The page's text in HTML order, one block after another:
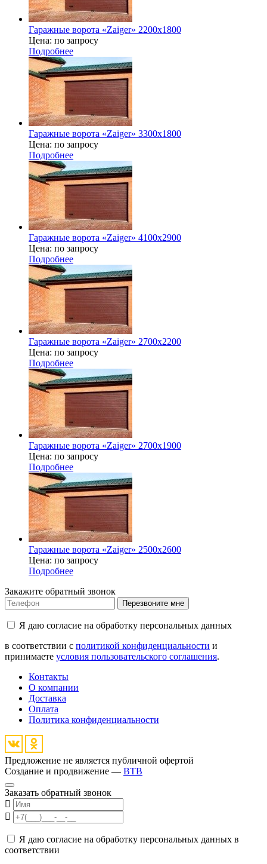
Гаражные ворота «Zaiger» 2200х1800
Цена: по запросу
Подробнее
Гаражные ворота «Zaiger» 3300х1800
Цена: по запросу
Подробнее
Гаражные ворота «Zaiger» 4100x2900
Цена: по запросу
Подробнее
Гаражные ворота «Zaiger» 2700х2200
Цена: по запросу
Подробнее
Гаражные ворота «Zaiger» 2700х1900
Цена: по запросу
Подробнее
Гаражные ворота «Zaiger» 2500x2600
Цена: по запросу
Подробнее
Закажите обратный звонок
Перезвоните мне
Я даю согласие на обработку персональных данных
в соответствии с политикой конфиденциальности и
принимаете условия пользовательского соглашения.
Контакты
О компании
Доставка
Оплата
Политика конфиденциальности
Предложение не является публичной офертой
Создание и продвижение — BTB
Заказать обратный звонок
Я даю согласие на обработку персональных данных в
соответствии